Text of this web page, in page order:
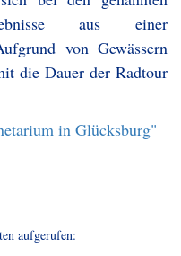
aus einer
von Gewässern
die Dauer der Radtour
in Glücksburg"
aufgerufen: